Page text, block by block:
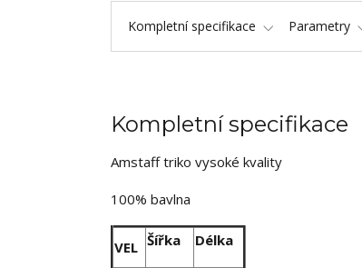
Kompletní specifikace Parametry
Kompletní specifikace
Amstaff triko vysoké kvality
100% bavlna
VEL Šířka Délka